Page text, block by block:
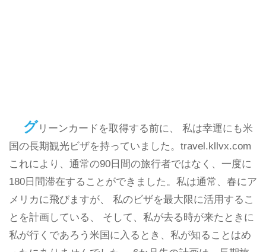
グ リーンカードを取得する前に、 私は幸運にも米
国の長期観光ビザを持っていました。travel.kllvx.com
これにより、通常の90日間の旅行者ではなく、一度に
180日間滞在することができました。私は通常、春にア
メリカに飛びますが、 私のビザを最大限に活用するこ
とを計画している、 そして、私が去る時が来たときに
私が行くであろう米国に入るとき、私が知ることはめ